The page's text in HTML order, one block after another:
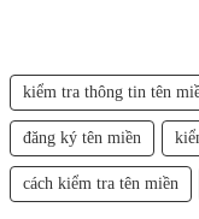
kiểm tra thông tin tên
đăng ký tên miền
cách kiểm tra tên miền